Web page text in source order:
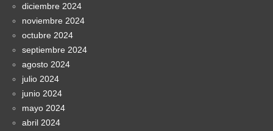
diciembre 2024
noviembre 2024
octubre 2024
septiembre 2024
agosto 2024
julio 2024
junio 2024
mayo 2024
abril 2024